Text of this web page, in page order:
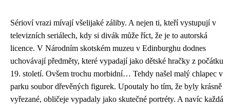
Sérioví vrazi mívají všelijaké záliby. A nejen ti, kteří vystupují v
televizních seriálech, kdy si divák může říct, že je to autorská
licence. V Národním skotském muzeu v Edinburghu dodnes
uchovávají předměty, které vypadají jako dětské hračky z počátku
19. století. Ovšem trochu morbidní… Tehdy našel malý chlapec v
parku soubor dřevěných figurek. Upoutaly ho tím, že byly krásně
vyřezané, obličeje vypadaly jako skutečné portréty. A navíc každá